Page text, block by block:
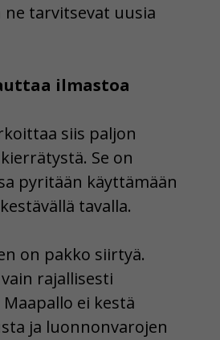
ne tarvitsevat uusia
ilmastoa
siis paljon
Se on
pyritään käyttämään
tavalla.
on pakko siirtyä.
rajallisesti
ei kestä
ja luonnonvarojen